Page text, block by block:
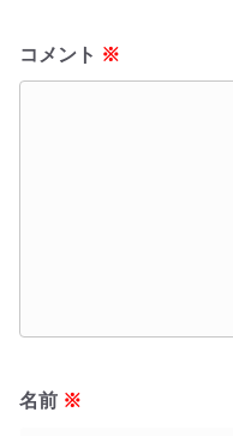
コメント ※
名前 ※